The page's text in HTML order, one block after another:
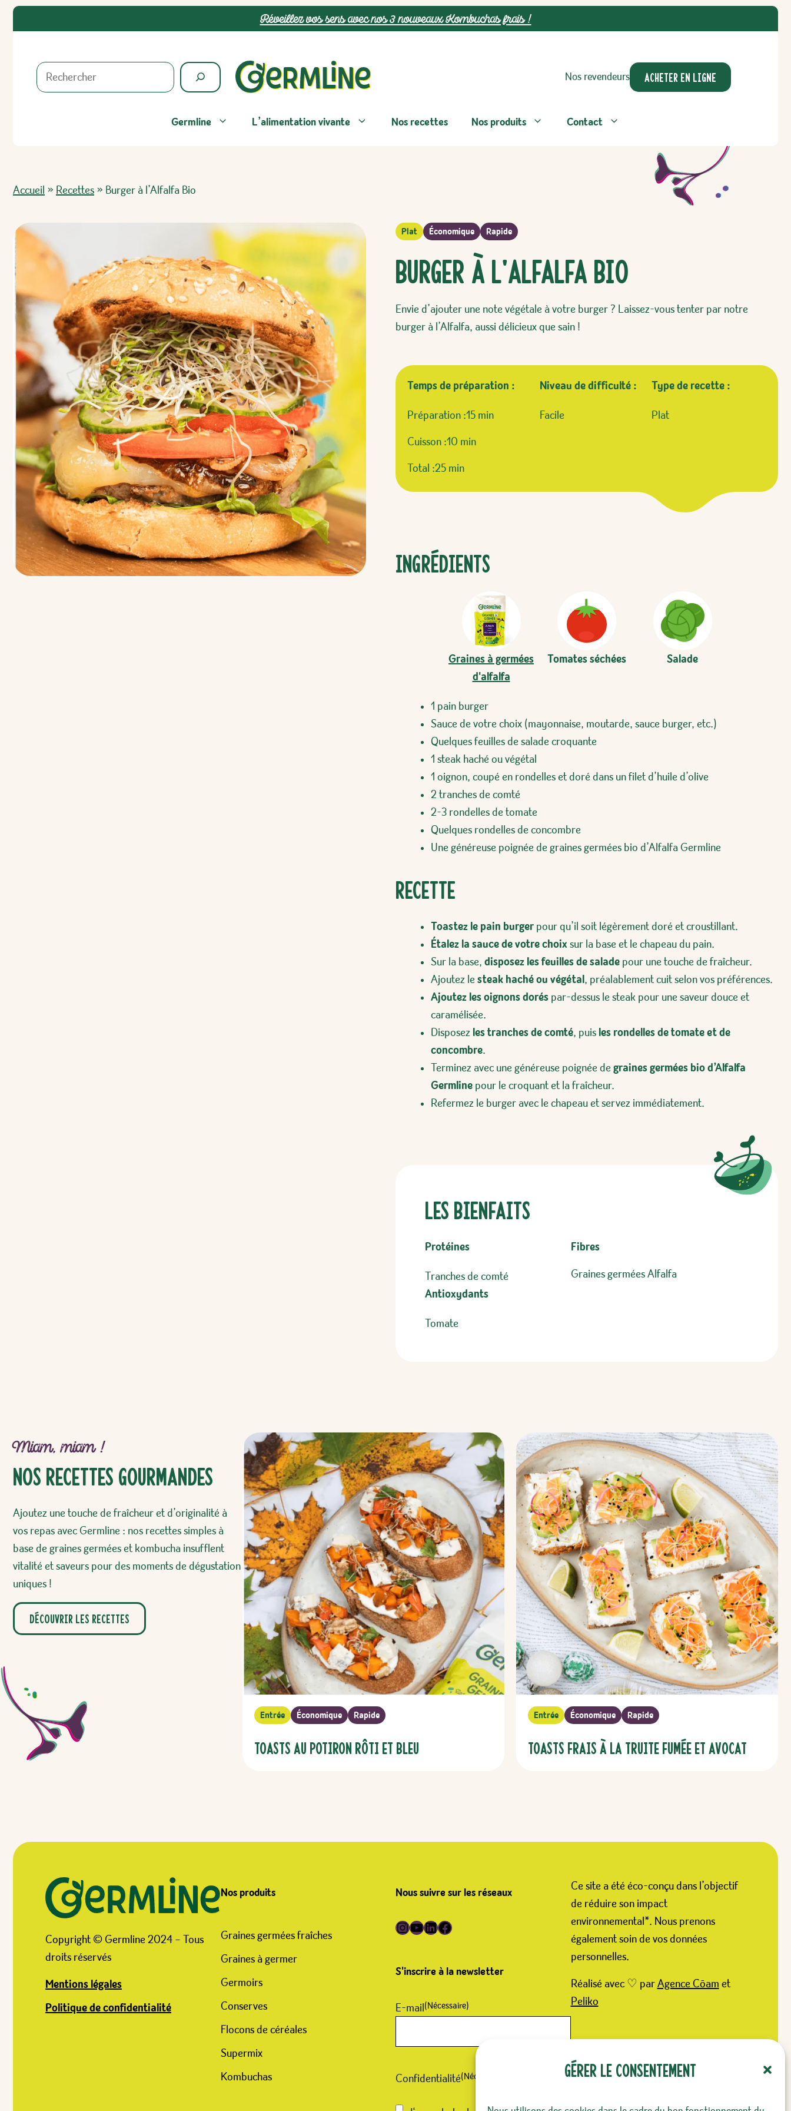
Gérer le consentement
Aller
Réveillez vos sens avec nos 3 nouveaux Kombuchas frais !
Rechercher
Nos revendeurs ACHETER EN LIGNE
Germline L’alimentation vivante Nos recettes Nos produits Contact
Accueil » Recettes » Burger à l’Alfalfa Bio
Plat Économique Rapide
Burger à l’Alfalfa Bio
Envie d’ajouter une note végétale à votre burger ? Laissez-vous tenter par notre
burger à l’Alfalfa, aussi délicieux que sain !
Temps de préparation :
Préparation :15 min
Cuisson :10 min
Total :25 min
Niveau de difficulté :
Facile
Type de recette :
Plat
Ingrédients
Graines à germées
d'alfalfa
Tomates séchées Salade
1 pain burger
Sauce de votre choix (mayonnaise, moutarde, sauce burger, etc.)
Quelques feuilles de salade croquante
1 steak haché ou végétal
1 oignon, coupé en rondelles et doré dans un filet d’huile d’olive
2 tranches de comté
2-3 rondelles de tomate
Quelques rondelles de concombre
Une généreuse poignée de graines germées bio d’Alfalfa Germline
Recette
Toastez le pain burger pour qu’il soit légèrement doré et croustillant.
Étalez la sauce de votre choix sur la base et le chapeau du pain.
Sur la base, disposez les feuilles de salade pour une touche de fraîcheur.
Ajoutez le steak haché ou végétal, préalablement cuit selon vos préférences.
Ajoutez les oignons dorés par-dessus le steak pour une saveur douce et
caramélisée.
Disposez les tranches de comté, puis les rondelles de tomate et de
concombre.
Terminez avec une généreuse poignée de graines germées bio d’Alfalfa
Germline pour le croquant et la fraîcheur.
Refermez le burger avec le chapeau et servez immédiatement.
Les bienfaits
Protéines
Tranches de comté
Fibres
Graines germées Alfalfa
Antioxydants
Tomate
Miam, miam !
Nos recettes gourmandes
Ajoutez une touche de fraîcheur et d’originalité à
vos repas avec Germline : nos recettes simples à
base de graines germées et kombucha insufflent
vitalité et saveurs pour des moments de dégustation
uniques !
Découvrir les recettes
Entrée Économique Rapide
Toasts au potiron rôti et bleu
Entrée Économique Rapide
Toasts frais à la truite fumée et avocat
Copyright © Germline 2024 – Tous
droits réservés
Mentions légales
Politique de confidentialité
Nos produits
Graines germées fraîches
Graines à germer
Germoirs
Conserves
Flocons de céréales
Supermix
Kombuchas
Nous suivre sur les réseaux
Suivre Germline sur Instagram
Suivre Germline sur YouTube
Suivre Germline sur LinkedIn
Suivre Germline sur Facebook
S'inscrire à la newsletter
E-mail (Nécessaire)
Confidentialité(Nécessaire)
Ce site a été éco-conçu dans l’objectif
de réduire son impact
environnemental*. Nous prenons
également soin de vos données
personnelles.
Réalisé avec ♡ par Agence Cōam et
Peliko